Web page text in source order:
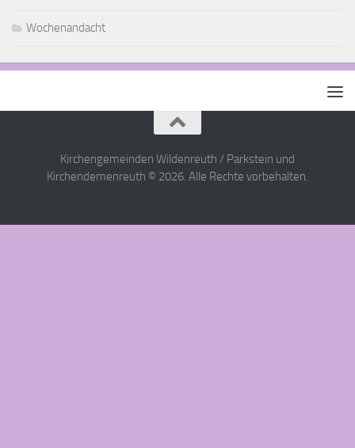
Wochenandacht
Kirchengemeinden Wildenreuth / Parkstein und
Kirchendemenreuth © 2026. Alle Rechte vorbehalten.